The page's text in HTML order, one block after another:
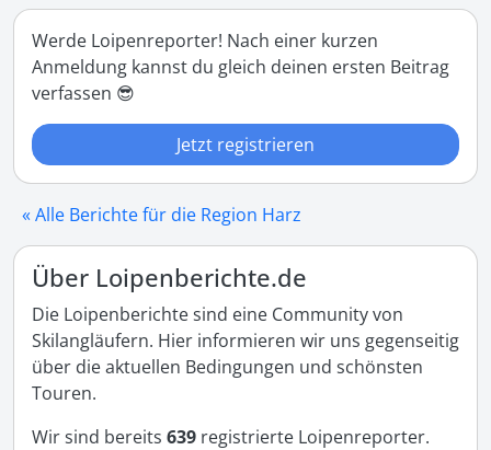
Werde Loipenreporter! Nach einer kurzen
Anmeldung kannst du gleich deinen ersten Beitrag
verfassen 😎
Jetzt registrieren
« Alle Berichte für die Region Harz
Über Loipenberichte.de
Die Loipenberichte sind eine Community von
Skilangläufern. Hier informieren wir uns gegenseitig
über die aktuellen Bedingungen und schönsten
Touren.
Wir sind bereits 639 registrierte Loipenreporter.